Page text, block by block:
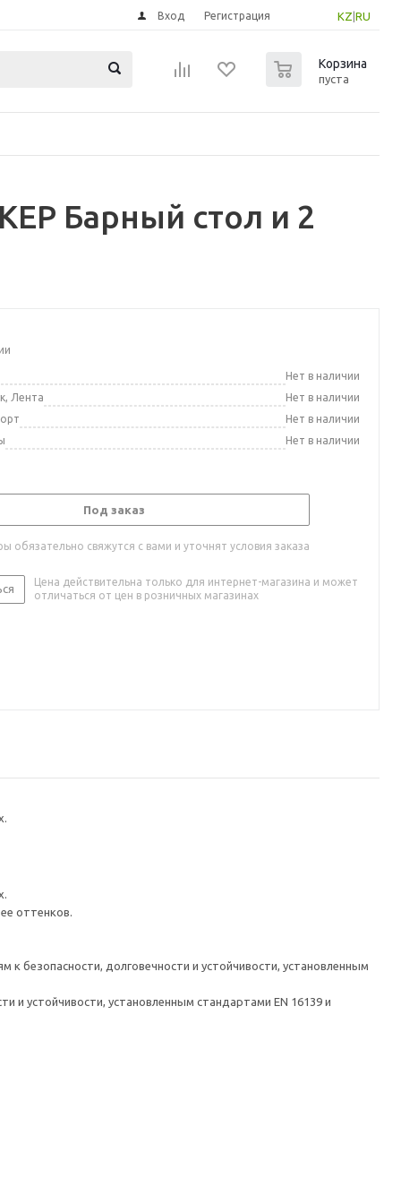
KZ RU
Вход Регистрация
Корзина
пуста
Барный стол и 2
Нет в наличии
Лента
Нет в наличии
Нет в наличии
Нет в наличии
Под заказ
обязательно свяжутся с вами и уточнят условия заказа
Цена действительна только для интернет-магазина и может
отличаться от цен в розничных магазинах
оттенков.
безопасности, долговечности и устойчивости, установленным
и устойчивости, установленным стандартами EN 16139 и